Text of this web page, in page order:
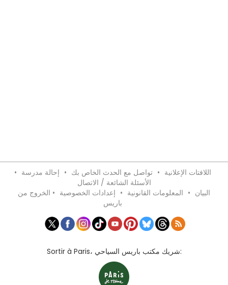
اللافتات الإعلانية • تواصل مع الحدث الخاص بك • إحالة مدرسة •
الأسئلة الشائعة / الاتصال
البيان • المعلومات القانونية • إعدادات الخصوصية • الخروج من
باريس
Sortir à Paris، شريك مكتب باريس السياحي: